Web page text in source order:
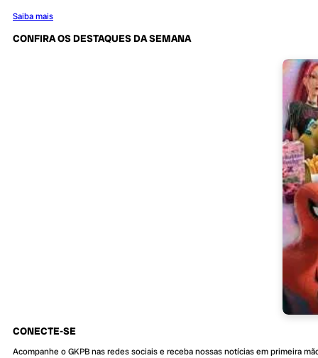
Saiba mais
CONFIRA OS DESTAQUES DA SEMANA
CONECTE-SE
Acompanhe o GKPB nas redes sociais e receba nossas notícias em primeira